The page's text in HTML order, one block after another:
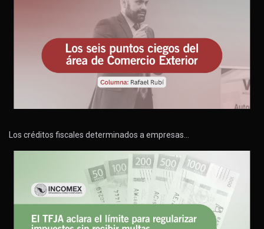
Los créditos fiscales determinados a empresas…